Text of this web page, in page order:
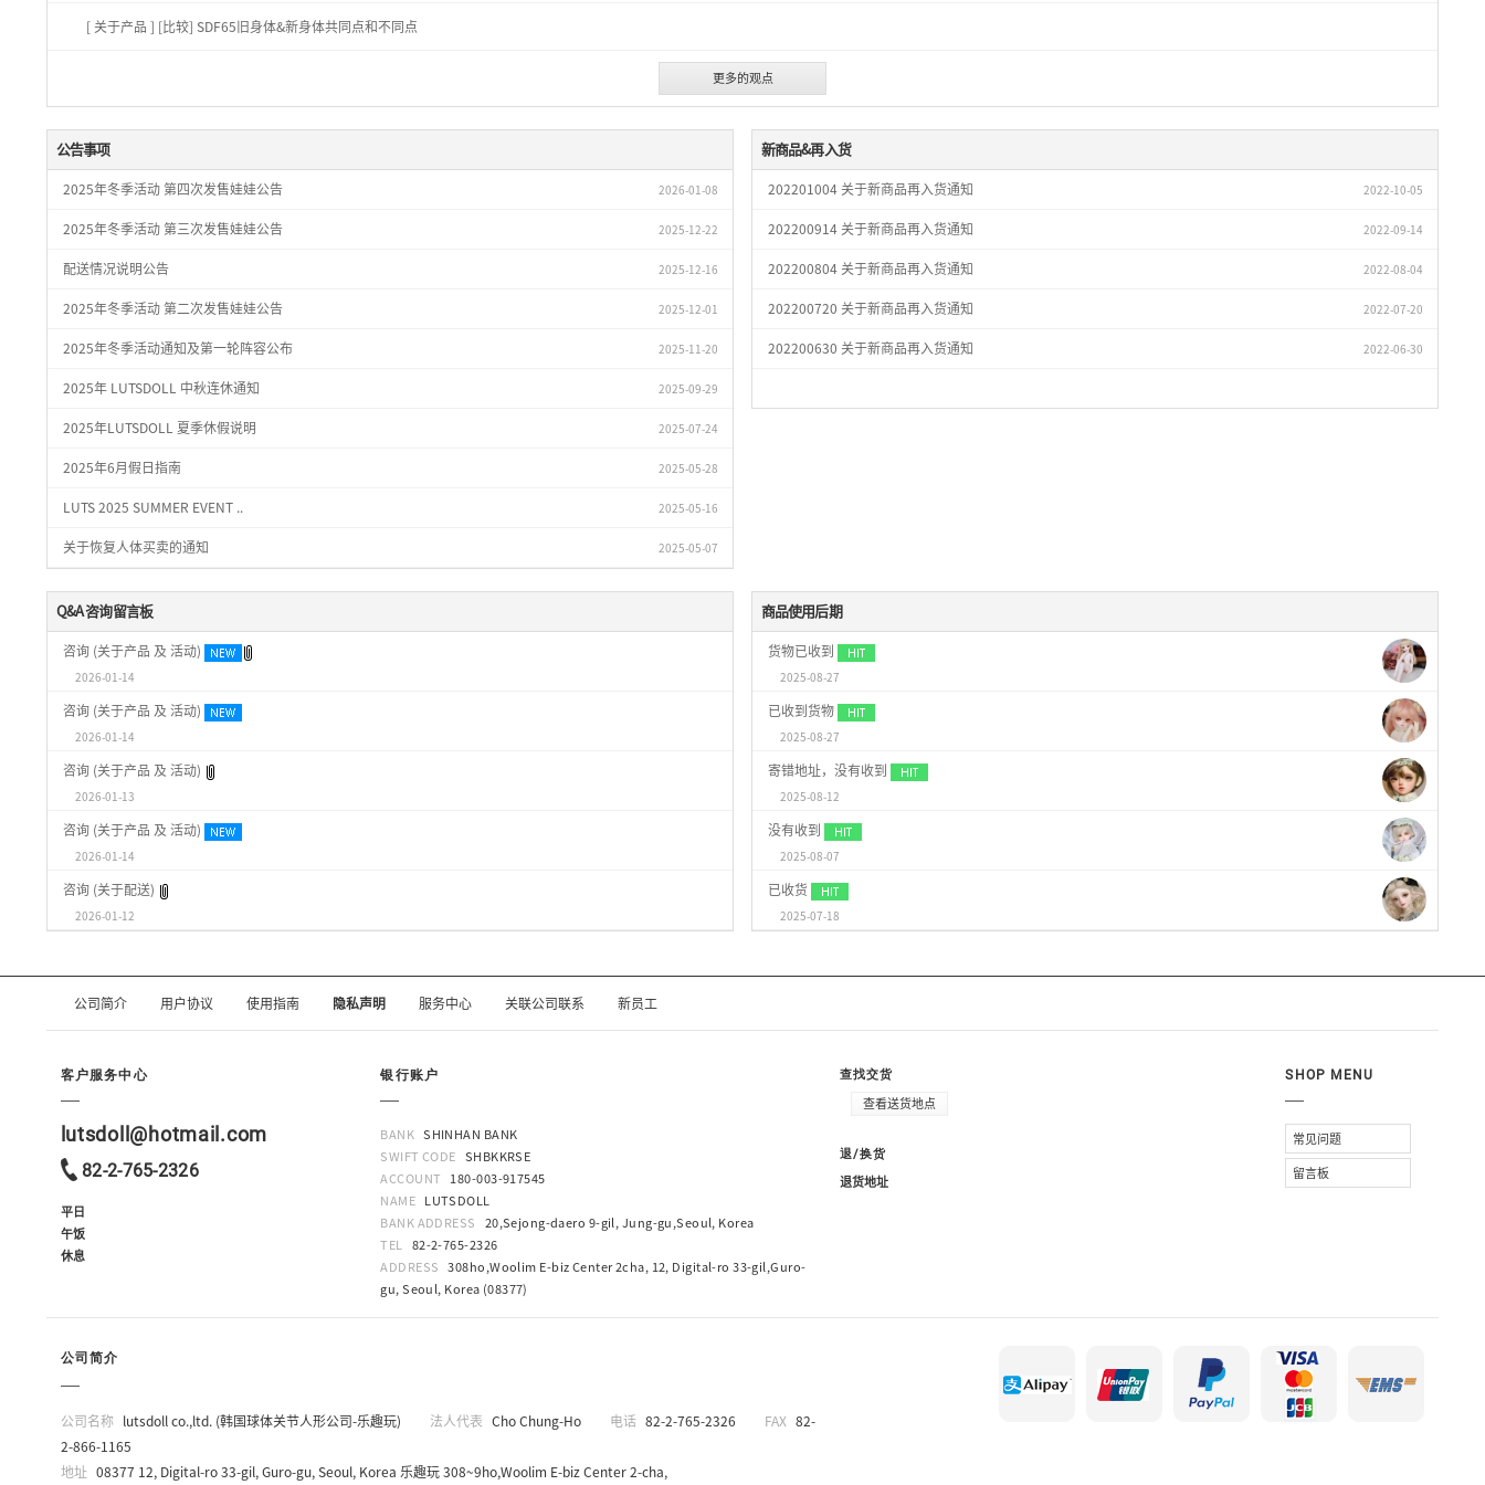
[ 关于产品 ] [比较] SDF65旧身体&新身体共同点和不同点
更多的观点
公告事项
2025年冬季活动 第四次发售娃娃公告 2026-01-08
2025年冬季活动 第三次发售娃娃公告 2025-12-22
配送情况说明公告 2025-12-16
2025年冬季活动 第二次发售娃娃公告 2025-12-01
2025年冬季活动通知及第一轮阵容公布 2025-11-20
2025年 LUTSDOLL 中秋连休通知 2025-09-29
2025年LUTSDOLL 夏季休假说明 2025-07-24
2025年6月假日指南 2025-05-28
LUTS 2025 SUMMER EVENT .. 2025-05-16
关于恢复人体买卖的通知 2025-05-07
新商品&再入货
202201004 关于新商品再入货通知 2022-10-05
202200914 关于新商品再入货通知 2022-09-14
202200804 关于新商品再入货通知 2022-08-04
202200720 关于新商品再入货通知 2022-07-20
202200630 关于新商品再入货通知 2022-06-30
Q&A 咨询留言板
咨询 (关于产品 及 活动)
2026-01-14
咨询 (关于产品 及 活动)
2026-01-14
咨询 (关于产品 及 活动)
2026-01-13
咨询 (关于产品 及 活动)
2026-01-14
咨询 (关于配送)
2026-01-12
商品使用后期
货物已收到
2025-08-27
已收到货物
2025-08-27
寄错地址，没有收到
2025-08-12
没有收到
2025-08-07
已收货
2025-07-18
公司简介 用户协议 使用指南 隐私声明 服务中心 关联公司联系 新员工
客户服务中心
lutsdoll@hotmail.com
82-2-765-2326
平日
午饭
休息
银行账户
BANK SHINHAN BANK
SWIFT CODE SHBKKRSE
ACCOUNT 180-003-917545
NAME LUTSDOLL
BANK ADDRESS 20,Sejong-daero 9-gil, Jung-gu,Seoul, Korea
TEL 82-2-765-2326
ADDRESS 308ho,Woolim E-biz Center 2cha, 12, Digital-ro 33-gil,Guro-
gu, Seoul, Korea (08377)
查找交货
查看送货地点
退/换货
退货地址
SHOP MENU
常见问题
留言板
公司简介
公司名称 lutsdoll co.,ltd. (韩国球体关节人形公司-乐趣玩) 法人代表 Cho Chung-Ho 电话 82-2-765-2326 FAX 82-
2-866-1165
地址 08377 12, Digital-ro 33-gil, Guro-gu, Seoul, Korea 乐趣玩 308~9ho,Woolim E-biz Center 2-cha,